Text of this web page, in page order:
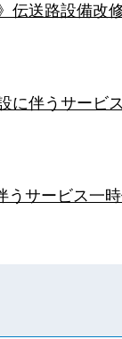
伝送路設備改
に伴うサービ
うサービス一